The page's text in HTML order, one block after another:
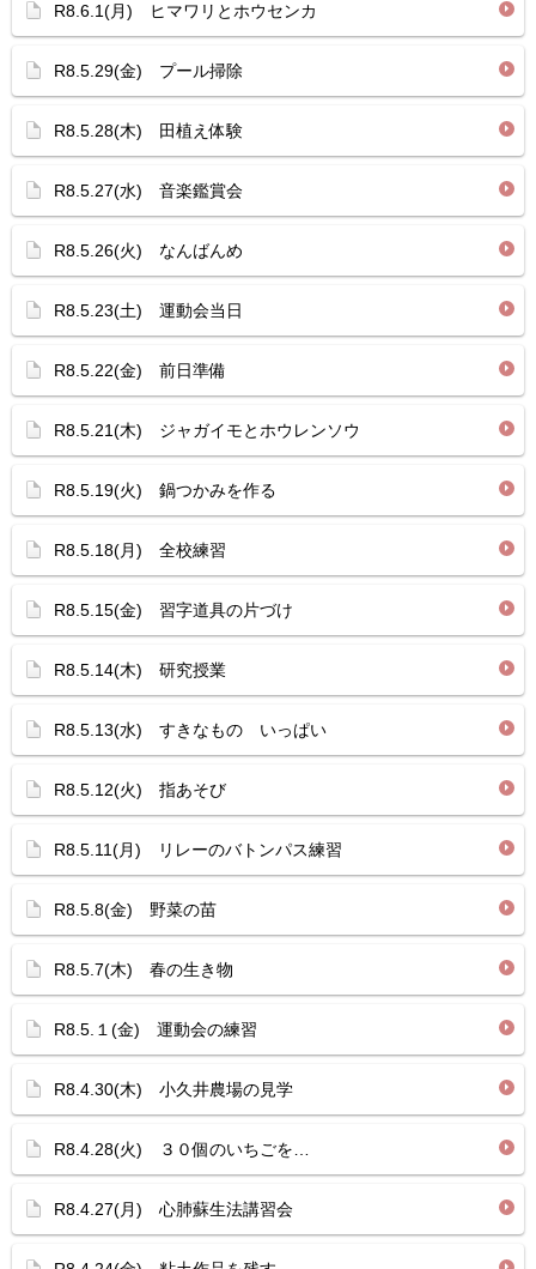
R8.6.1(月) ヒマワリとホウセンカ
R8.5.29(金) プール掃除
R8.5.28(木) 田植え体験
R8.5.27(水) 音楽鑑賞会
R8.5.26(火) なんばんめ
R8.5.23(土) 運動会当日
R8.5.22(金) 前日準備
R8.5.21(木) ジャガイモとホウレンソウ
R8.5.19(火) 鍋つかみを作る
R8.5.18(月) 全校練習
R8.5.15(金) 習字道具の片づけ
R8.5.14(木) 研究授業
R8.5.13(水) すきなもの いっぱい
R8.5.12(火) 指あそび
R8.5.11(月) リレーのバトンパス練習
R8.5.8(金) 野菜の苗
R8.5.7(木) 春の生き物
R8.5.１(金) 運動会の練習
R8.4.30(木) 小久井農場の見学
R8.4.28(火) ３０個のいちごを…
R8.4.27(月) 心肺蘇生法講習会